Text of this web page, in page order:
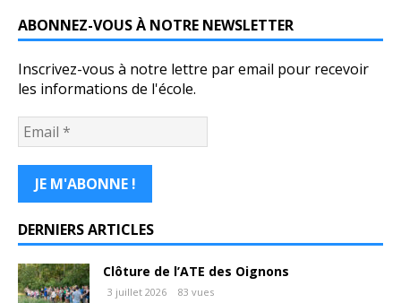
ABONNEZ-VOUS À NOTRE NEWSLETTER
Inscrivez-vous à notre lettre par email pour recevoir
les informations de l'école.
DERNIERS ARTICLES
Clôture de l’ATE des Oignons
3 juillet 2026 83 vues